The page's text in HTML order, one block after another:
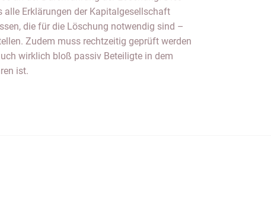
alle Erklärungen der Kapitalgesellschaft
die für die Löschung notwendig sind –
Zudem muss rechtzeitig geprüft werden
wirklich bloß passiv Beteiligte in dem
ist.